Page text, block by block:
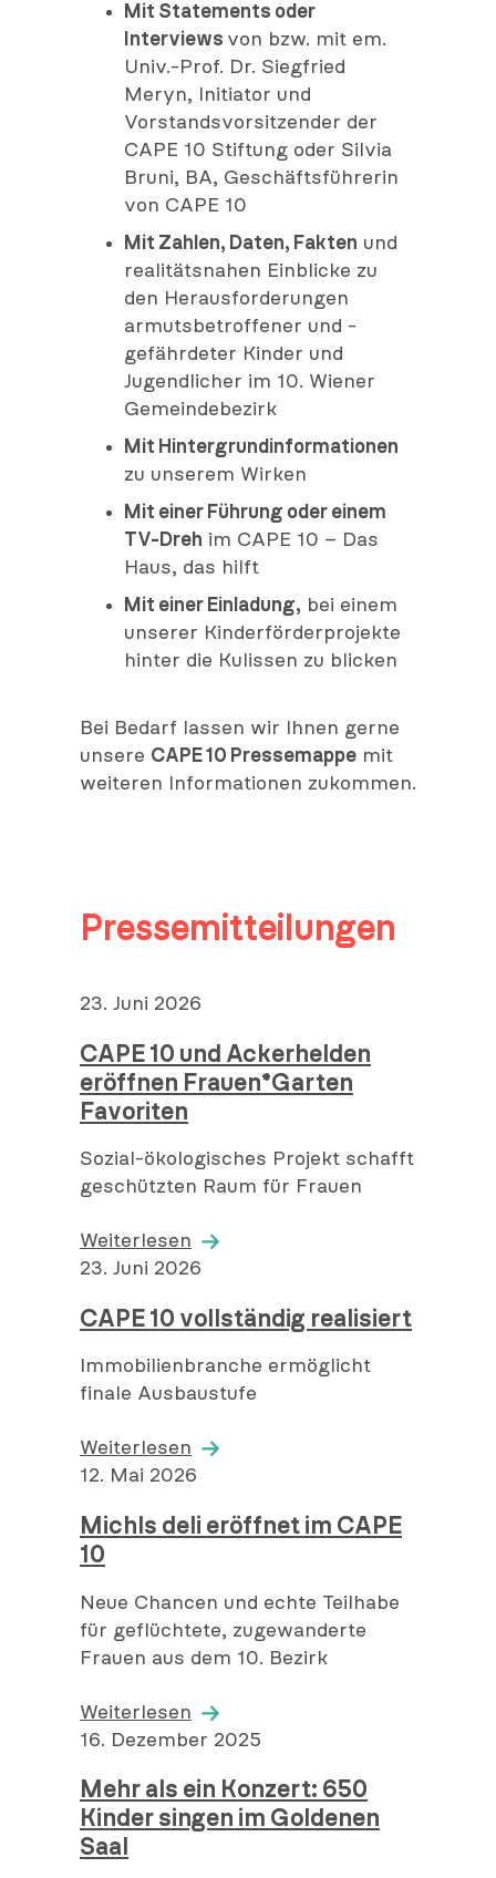
Mit Statements oder
Interviews von bzw. mit em.
Univ.-Prof. Dr. Siegfried
Meryn, Initiator und
Vorstandsvorsitzender der
CAPE 10 Stiftung oder Silvia
Bruni, BA, Geschäftsführerin
von CAPE 10
Mit Zahlen, Daten, Fakten und
realitätsnahen Einblicke zu
den Herausforderungen
armutsbetroffener und -
gefährdeter Kinder und
Jugendlicher im 10. Wiener
Gemeindebezirk
Mit Hintergrundinformationen
zu unserem Wirken
Mit einer Führung oder einem
TV-Dreh im CAPE 10 – Das
Haus, das hilft
Mit einer Einladung, bei einem
unserer Kinderförderprojekte
hinter die Kulissen zu blicken
Bei Bedarf lassen wir Ihnen gerne
unsere CAPE 10 Pressemappe mit
weiteren Informationen zukommen.
Pressemitteilungen
V
r
ö
f
e
n
l
i
c
h
t
a
23. Juni 2026
CAPE 10 und Ackerhelden
eröffnen Frauen*Garten
Favoriten
Sozial-ökologisches Projekt schafft
geschützten Raum für Frauen
Weiterlesen
V
r
f
f
n
l
i
c
h
t
a
23. Juni 2026
CAPE 10 vollständig realisiert
Immobilienbranche ermöglicht
finale Ausbaustufe
Weiterlesen
V
r
ö
f
e
n
l
c
h
t
a
12. Mai 2026
Michls deli eröffnet im CAPE
10
Neue Chancen und echte Teilhabe
für geflüchtete, zugewanderte
Frauen aus dem 10. Bezirk
Weiterlesen
V
r
ö
f
16. Dezember 2025
Mehr als ein Konzert: 650
Kinder singen im Goldenen
Saal